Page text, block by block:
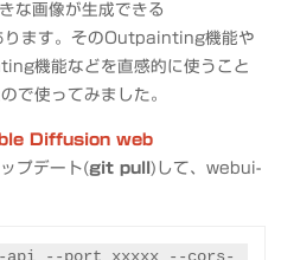
な画像が生成できる
ります。そのOutpainting機能や
機能などを直感的に使うこと
で使ってみました。
Diffusion web
プデート(git pull)して、webui-
api --port xxxxx --cors-